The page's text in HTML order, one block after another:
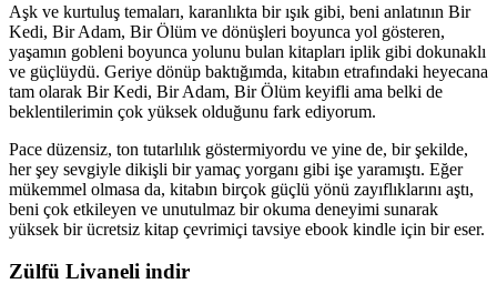
Aşk ve kurtuluş temaları, karanlıkta bir ışık gibi, beni anlatının Bir
Kedi, Bir Adam, Bir Ölüm ve dönüşleri boyunca yol gösteren,
yaşamın gobleni boyunca yolunu bulan kitapları iplik gibi dokunaklı
ve güçlüydü. Geriye dönüp baktığımda, kitabın etrafındaki heyecana
tam olarak Bir Kedi, Bir Adam, Bir Ölüm keyifli ama belki de
beklentilerimin çok yüksek olduğunu fark ediyorum.
Pace düzensiz, ton tutarlılık göstermiyordu ve yine de, bir şekilde,
her şey sevgiyle dikişli bir yamaç yorganı gibi işe yaramıştı. Eğer
mükemmel olmasa da, kitabın birçok güçlü yönü zayıflıklarını aştı,
beni çok etkileyen ve unutulmaz bir okuma deneyimi sunarak
yüksek bir ücretsiz kitap çevrimiçi tavsiye ebook kindle için bir eser.
Zülfü Livaneli indir